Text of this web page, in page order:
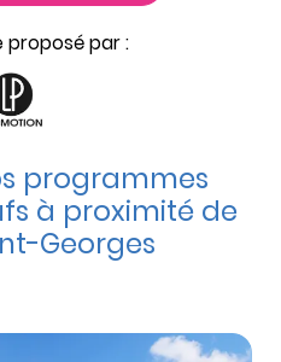
proposé par :
programmes
à proximité de
Georges